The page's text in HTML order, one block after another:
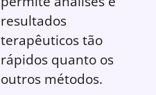
resultados
terapêuticos tão
rápidos quanto os
outros métodos.